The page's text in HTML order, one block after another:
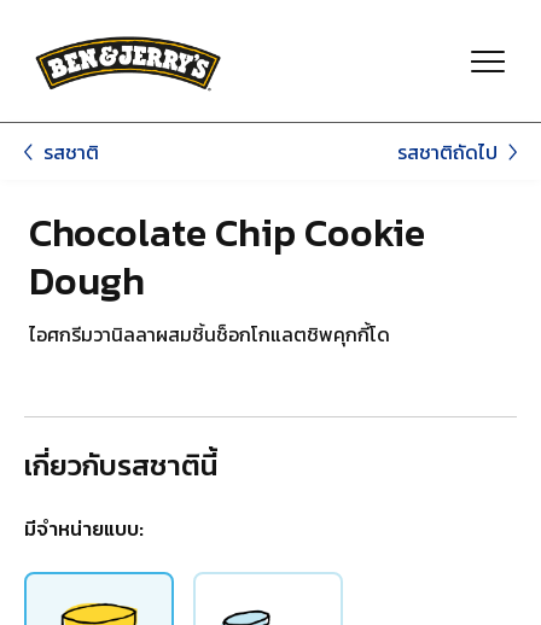
รสชาติ รสชาติถัดไป
Chocolate Chip Cookie
Dough
ไอศกรีมวานิลลาผสมชิ้นช็อกโกแลตชิพคุกกี้โด
เกี่ยวกับรสชาตินี้
มีจำหน่ายแบบ: